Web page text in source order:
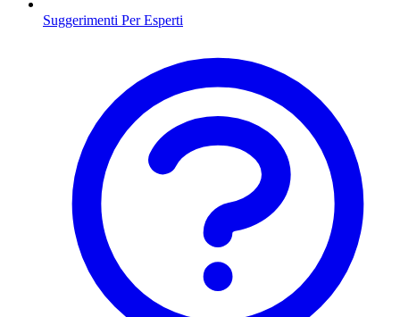
Suggerimenti Per Esperti